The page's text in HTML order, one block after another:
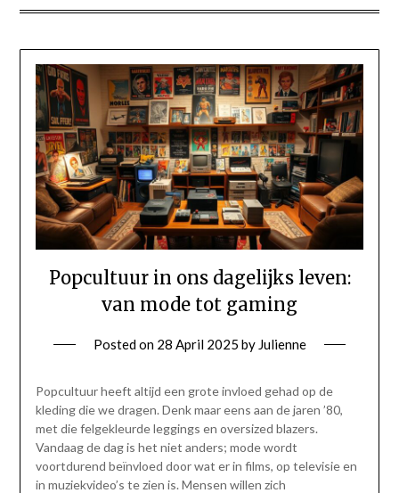
Popcultuur in ons dagelijks leven:
van mode tot gaming
Posted on 28 April 2025 by Julienne
Popcultuur heeft altijd een grote invloed gehad op de
kleding die we dragen. Denk maar eens aan de jaren ’80,
met die felgekleurde leggings en oversized blazers.
Vandaag de dag is het niet anders; mode wordt
voortdurend beïnvloed door wat er in films, op televisie en
in muziekvideo’s te zien is. Mensen willen zich